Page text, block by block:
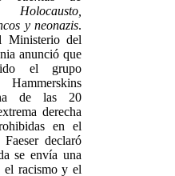
y neonazis.
Ministerio del
anunció que
el grupo
de las 20
derecha
en el
declaró
se envía una
el racismo y el